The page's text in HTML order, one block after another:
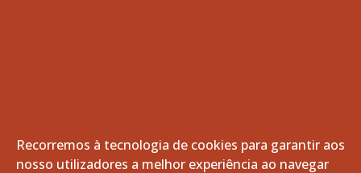
Recorremos à tecnologia de cookies para garantir aos
nosso utilizadores a melhor experiência ao navegar